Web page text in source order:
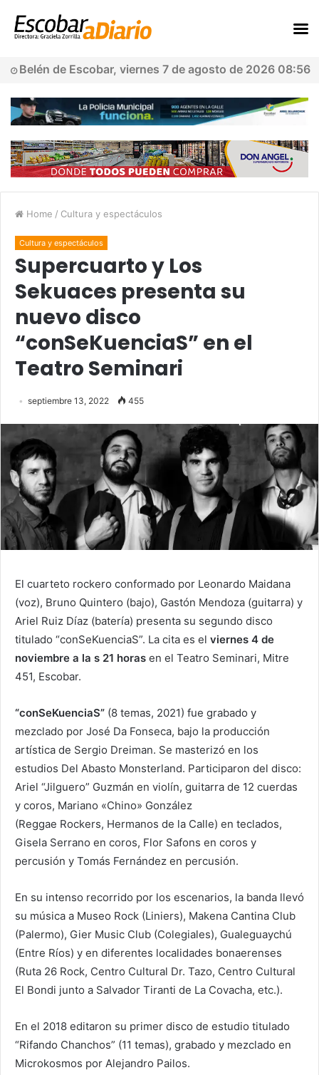
Belén de Escobar, viernes 7 de agosto de 2026 08:56
Home / Cultura y espectáculos
Cultura y espectáculos
Supercuarto y Los
Sekuaces presenta su
nuevo disco
“conSeKuenciaS” en el
Teatro Seminari
septiembre 13, 2022 455
El cuarteto rockero conformado por Leonardo Maidana
(voz), Bruno Quintero (bajo), Gastón Mendoza (guitarra) y
Ariel Ruiz Díaz (batería) presenta su segundo disco
titulado “conSeKuenciaS”. La cita es el viernes 4 de
noviembre a la s 21 horas en el Teatro Seminari, Mitre
451, Escobar.
“conSeKuenciaS” (8 temas, 2021) fue grabado y
mezclado por José Da Fonseca, bajo la producción
artística de Sergio Dreiman. Se masterizó en los
estudios Del Abasto Monsterland. Participaron del disco:
Ariel “Jilguero” Guzmán en violín, guitarra de 12 cuerdas
y coros, Mariano «Chino» González
(Reggae Rockers, Hermanos de la Calle) en teclados,
Gisela Serrano en coros, Flor Safons en coros y
percusión y Tomás Fernández en percusión.
En su intenso recorrido por los escenarios, la banda llevó
su música a Museo Rock (Liniers), Makena Cantina Club
(Palermo), Gier Music Club (Colegiales), Gualeguaychú
(Entre Ríos) y en diferentes localidades bonaerenses
(Ruta 26 Rock, Centro Cultural Dr. Tazo, Centro Cultural
El Bondi junto a Salvador Tiranti de La Covacha, etc.).
En el 2018 editaron su primer disco de estudio titulado
“Rifando Chanchos” (11 temas), grabado y mezclado en
Microkosmos por Alejandro Pailos.